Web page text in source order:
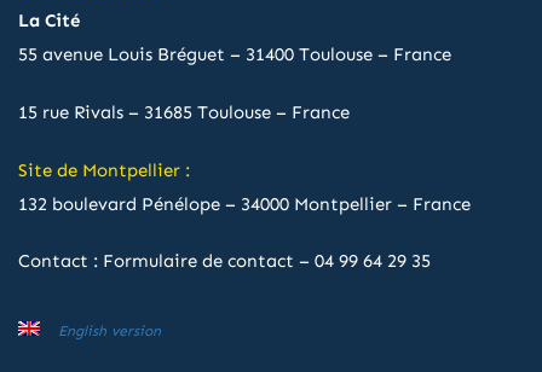
La Cité
55 avenue Louis Bréguet – 31400 Toulouse – France
15 rue Rivals – 31685 Toulouse – France
Site de Montpellier :
132 boulevard Pénélope – 34000 Montpellier – France
Contact : Formulaire de contact – 04 99 64 29 35
English version